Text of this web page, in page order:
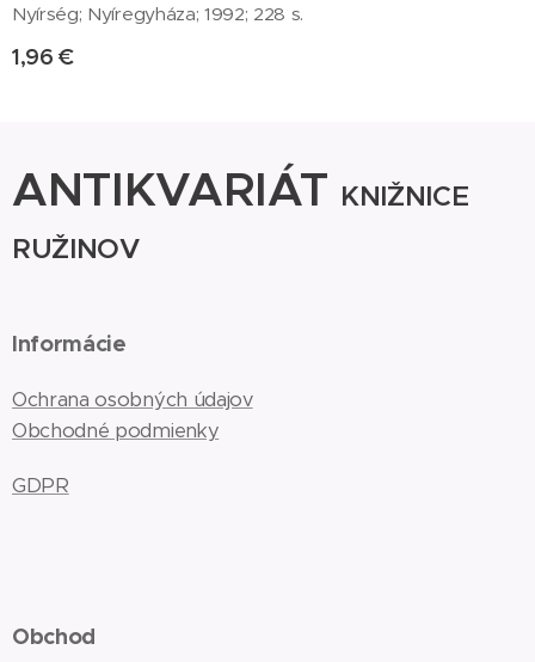
Nyírség; Nyíregyháza; 1992; 228 s.
1,96 €
ANTIKVARIÁT KNIŽNICE
RUŽINOV
Informácie
Ochrana osobných údajov
Obchodné podmienky
GDPR
Obchod